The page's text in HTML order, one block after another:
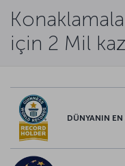
için 2 Mil
DÜNYANIN